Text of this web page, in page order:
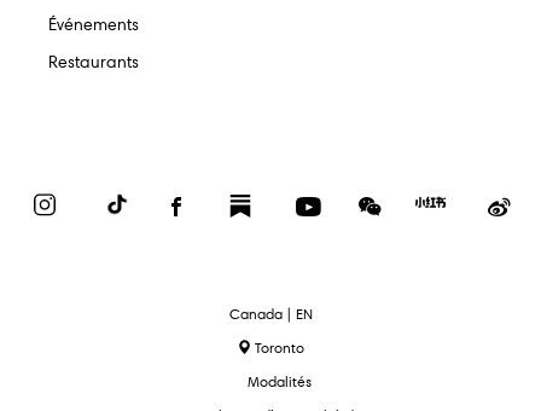
Événements
Restaurants
InstagramTikTok FacebookSubstack YouTubeWeChat
Red
text.language
Canada | EN
Toronto
Modalités